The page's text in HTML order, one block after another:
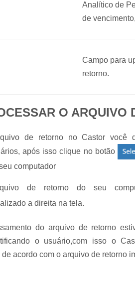
Analítico de
de
Campo para
retorno.
O ARQUIVO
de retorno no Castor você
após isso clique no botão
computador
de retorno do seu
a direita na tela.
do arquivo de retorno
o usuário,com isso o
acordo com o arquivo de retorno